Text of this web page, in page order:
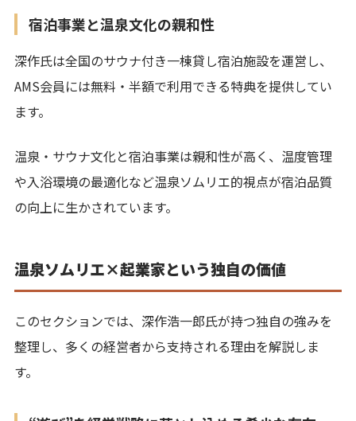
宿泊事業と温泉文化の親和性
深作氏は全国のサウナ付き一棟貸し宿泊施設を運営し、
AMS会員には無料・半額で利用できる特典を提供してい
ます。
温泉・サウナ文化と宿泊事業は親和性が高く、温度管理
や入浴環境の最適化など温泉ソムリエ的視点が宿泊品質
の向上に生かされています。
温泉ソムリエ×起業家という独自の価値
このセクションでは、深作浩一郎氏が持つ独自の強みを
整理し、多くの経営者から支持される理由を解説しま
す。